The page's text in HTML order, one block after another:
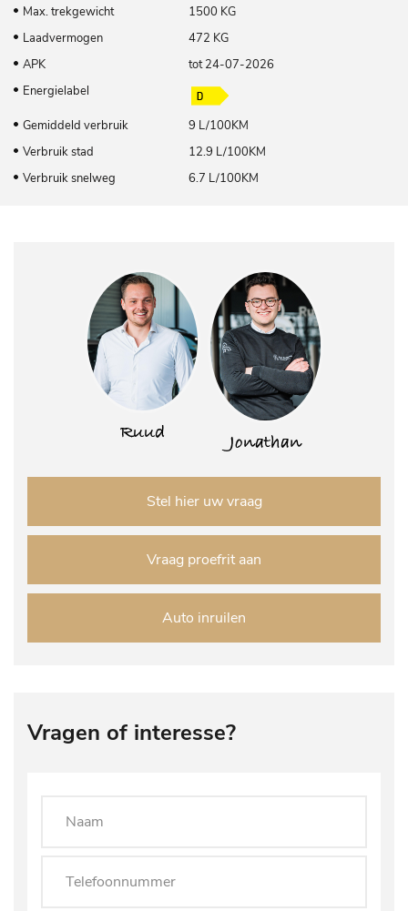
Max. trekgewicht
1500 KG
Laadvermogen
472 KG
APK
tot 24-07-2026
Energielabel
Gemiddeld verbruik
9 L/100KM
Verbruik stad
12.9 L/100KM
Verbruik snelweg
6.7 L/100KM
Ruud Jonathan
Stel hier uw vraag
Vraag proefrit aan
Auto inruilen
Vragen of interesse?